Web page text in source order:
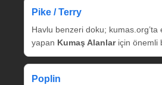
Pike / Terry
Havlu benzeri doku; kumas.org’ta
yapan Kumaş Alanlariçin önemli
Poplin